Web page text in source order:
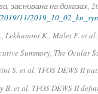
заснована на
11/
Lekhanont K., Malet F. et
Summary, The Ocular
S. et al. TFOS DEWS II
B. et al. TFOS DEWS II